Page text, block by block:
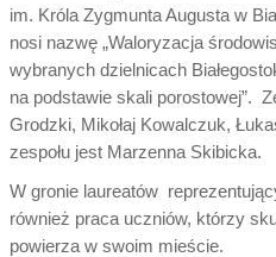
im. Króla Zygmunta Augusta w
nosi nazwę „Waloryzacja
wybranych dzielnicach
na podstawie skali porostowej”.
Grodzki, Mikołaj Kowalczuk,
zespołu jest Marzenna Skibicka.
W gronie laureatów
również praca uczniów, którzy
powierza w swoim mieście.